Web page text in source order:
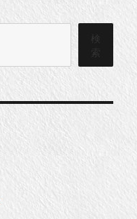
検
索